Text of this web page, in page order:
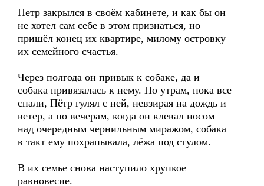
Петр закрылся в своём кабинете, и как бы он
не хотел сам себе в этом признаться, но
пришёл конец их квартире, милому островку
их семейного счастья.
Через полгода он привык к собаке, да и
собака привязалась к нему. По утрам, пока все
спали, Пётр гулял с ней, невзирая на дождь и
ветер, а по вечерам, когда он клевал носом
над очередным чернильным миражом, собака
в такт ему похрапывала, лёжа под стулом.
В их семье снова наступило хрупкое
равновесие.